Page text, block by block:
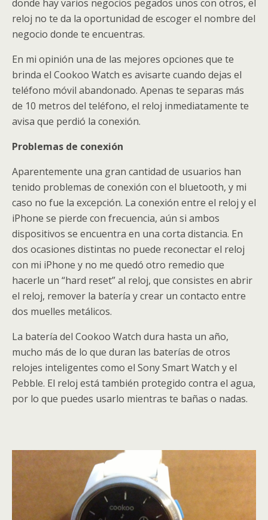
donde hay varios negocios pegados unos con otros, el
reloj no te da la oportunidad de escoger el nombre del
negocio donde te encuentras.
En mi opinión una de las mejores opciones que te
brinda el Cookoo Watch es avisarte cuando dejas el
teléfono móvil abandonado. Apenas te separas más
de 10 metros del teléfono, el reloj inmediatamente te
avisa que perdió la conexión.
Problemas de conexión
Aparentemente una gran cantidad de usuarios han
tenido problemas de conexión con el bluetooth, y mi
caso no fue la excepción. La conexión entre el reloj y el
iPhone se pierde con frecuencia, aún si ambos
dispositivos se encuentra en una corta distancia. En
dos ocasiones distintas no puede reconectar el reloj
con mi iPhone y no me quedó otro remedio que
hacerle un “hard reset” al reloj, que consistes en abrir
el reloj, remover la batería y crear un contacto entre
dos muelles metálicos.
La batería del Cookoo Watch dura hasta un año,
mucho más de lo que duran las baterías de otros
relojes inteligentes como el Sony Smart Watch y el
Pebble. El reloj está también protegido contra el agua,
por lo que puedes usarlo mientras te bañas o nadas.